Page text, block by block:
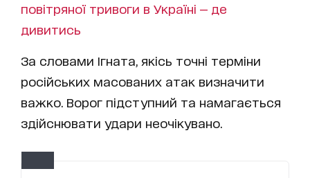
повітряної тривоги в Україні — де
дивитись
За словами Ігната, якісь точні терміни
російських масованих атак визначити
важко. Ворог підступний та намагається
здійснювати удари неочікувано.